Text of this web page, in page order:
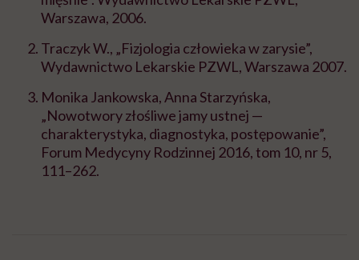
Warszawa, 2006.
Traczyk W., „Fizjologia człowieka w zarysie”,
Wydawnictwo Lekarskie PZWL, Warszawa 2007.
Monika Jankowska, Anna Starzyńska,
„Nowotwory złośliwe jamy ustnej —
charakterystyka, diagnostyka, postępowanie”,
Forum Medycyny Rodzinnej 2016, tom 10, nr 5,
111–262.